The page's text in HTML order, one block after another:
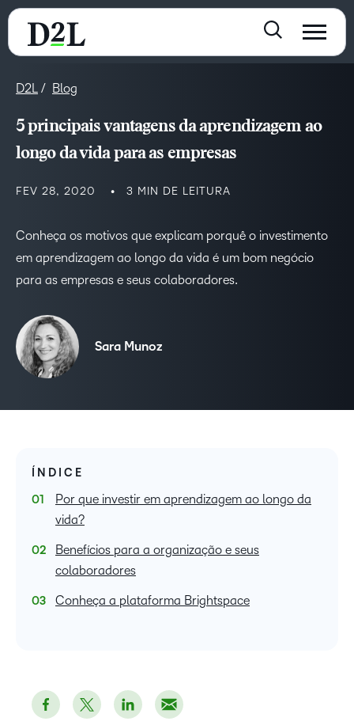
D2L Blog
5 principais vantagens da aprendizagem ao
longo da vida para as empresas
FEV 28, 2020 3 MIN DE LEITURA
Conheça os motivos que explicam porquê o investimento
em aprendizagem ao longo da vida é um bom negócio
para as empresas e seus colaboradores.
Sara Munoz
ÍNDICE
Por que investir em aprendizagem ao longo da
vida?
Benefícios para a organização e seus
colaboradores
Conheça a plataforma Brightspace